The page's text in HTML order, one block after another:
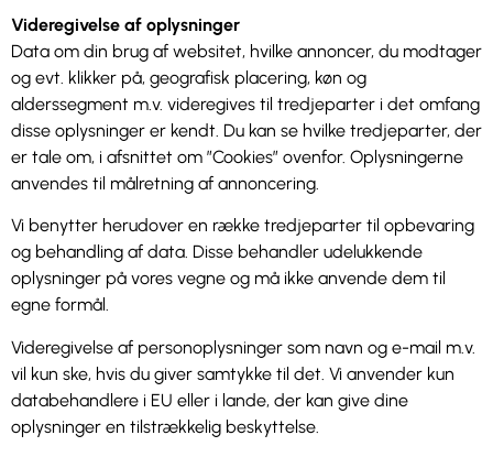
Videregivelse af oplysninger
Data om din brug af websitet, hvilke annoncer, du modtager
og evt. klikker på, geografisk placering, køn og
alderssegment m.v. videregives til tredjeparter i det omfang
disse oplysninger er kendt. Du kan se hvilke tredjeparter, der
er tale om, i afsnittet om ”Cookies” ovenfor. Oplysningerne
anvendes til målretning af annoncering.
Vi benytter herudover en række tredjeparter til opbevaring
og behandling af data. Disse behandler udelukkende
oplysninger på vores vegne og må ikke anvende dem til
egne formål.
Videregivelse af personoplysninger som navn og e-mail m.v.
vil kun ske, hvis du giver samtykke til det. Vi anvender kun
databehandlere i EU eller i lande, der kan give dine
oplysninger en tilstrækkelig beskyttelse.